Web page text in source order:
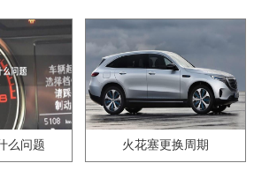
么问题 火花塞更换周期